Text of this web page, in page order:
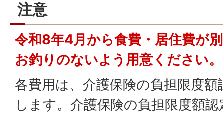
注意
令和8年4月から食費・居住費が
お釣りのないよう用意ください。
各費用は、介護保険の負担限度
します。介護保険の負担限度額